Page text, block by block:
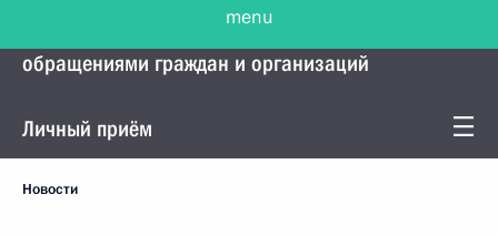
обращениями граждан и организаций
Личный приём
Новости